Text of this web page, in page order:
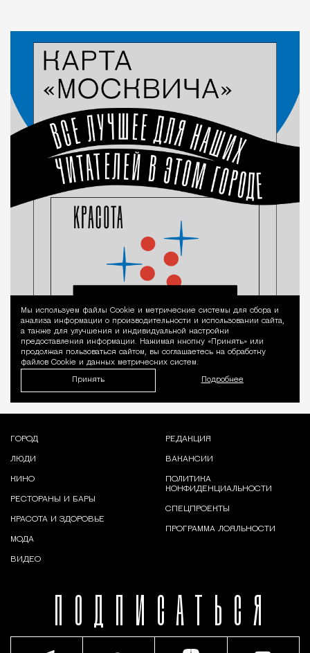
Уведомление
Мы используем файлы Сookie и метрические системы для сбора и
анализа информации о производительности и использовании сайта,
а также для улучшения и индивидуальной настройки
предоставления информации. Нажимая кнопку «Принять» или
продолжая пользоваться сайтом, вы соглашаетесь на обработку
файлов Cookie и данных метрических систем.
Принять Подробнее
ПОДПИСАТЬСЯ
ГОРОД
ЛЮДИ
КИНО
РЕСТОРАНЫ И БАРЫ
КРАСОТА И ЗДОРОВЬЕ
МОДА
ВИДЕО
РЕДАКЦИЯ
ВАКАНСИИ
ПОЛИТИКА
КОНФИДЕНЦИАЛЬНОСТИ
СПЕЦПРОЕКТЫ
ПРОГРАММА ЛОЯЛЬНОСТИ